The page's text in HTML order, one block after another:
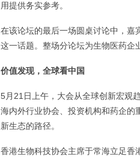
用提供务实参考。
在该论坛的最后一场圆桌讨论中，嘉
这一话题。整场分论坛为生物医药企
价值发现，全球看中国
5月21日上午，大会从全球创新宏观
海内外行业协会、投资机构和药企的
新生态的路径。
香港生物科技协会主席于常海立足香